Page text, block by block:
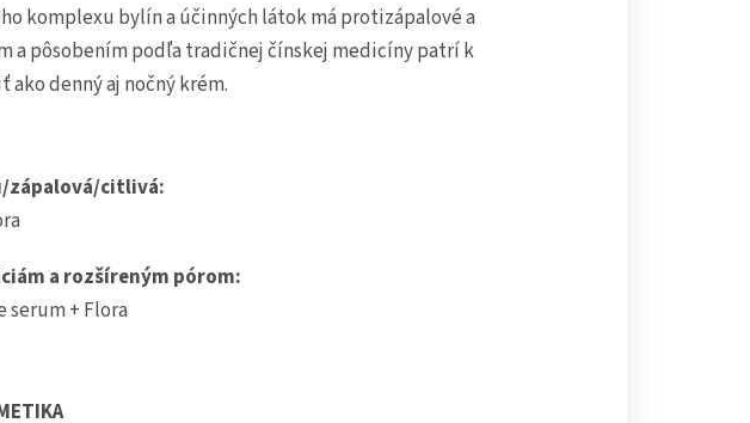
komplexu bylín a účinných látok má protizápalové a
a pôsobením podľa tradičnej čínskej medicíny patrí k
denný aj nočný krém.
zápalová/citlivá:
a rozšíreným pórom:
serum + Flora